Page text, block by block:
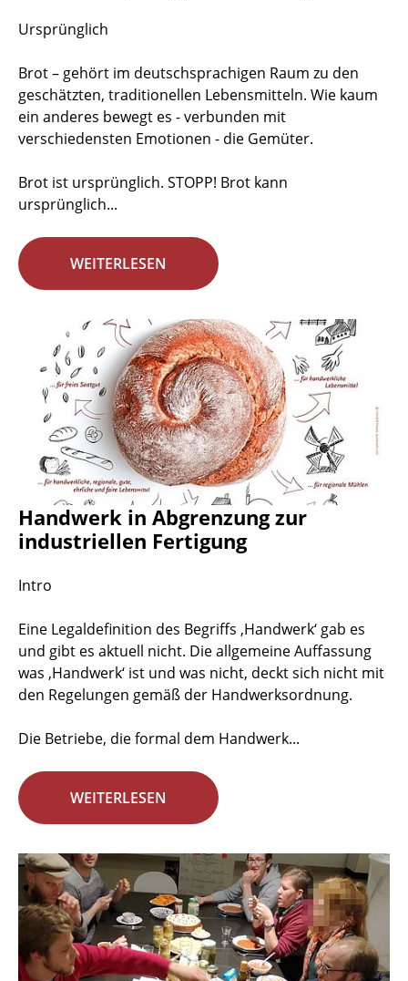
Ursprünglich
Brot – gehört im deutschsprachigen Raum zu den
geschätzten, traditionellen Lebensmitteln. Wie kaum
ein anderes bewegt es - verbunden mit
verschiedensten Emotionen - die Gemüter.
Brot ist ursprünglich. STOPP! Brot kann
ursprünglich...
WEITERLESEN
Handwerk in Abgrenzung zur
industriellen Fertigung
Intro
Eine Legaldefinition des Begriffs ‚Handwerk‘ gab es
und gibt es aktuell nicht. Die allgemeine Auffassung
was ‚Handwerk‘ ist und was nicht, deckt sich nicht mit
den Regelungen gemäß der Handwerksordnung.
Die Betriebe, die formal dem Handwerk...
WEITERLESEN